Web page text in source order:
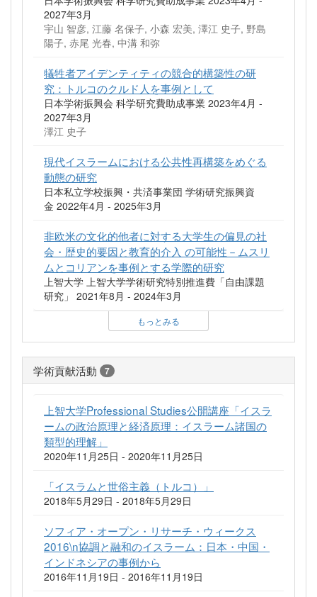
2027年3月
宇山 智彦, 江藤 名保子, 小森 宏美, 澤江 史子, 野島
陽子, 赤尾 光春, 中溝 和弥
犠牲者アイデンティティの競合的構築性の研
究：トルコのクルド人を事例として
日本学術振興会 科学研究費助成事業 2023年4月 -
2027年3月
澤江 史子
現代イスラームにおける公共性再構築をめぐる
動態の研究
日本私立学校振興・共済事業団 学術研究振興資
金 2022年4月 - 2025年3月
非欧米の文化的他者に対する大学生の偏見の社
会・歴史的要因と教育的介入 の可能性－ムスリ
ムとコリアンを事例とする学際的研究
上智大学 上智大学学術研究特別推進費「自由課題
研究」 2021年8月 - 2024年3月
もっとみる
学術貢献活動 7
上智大学Professional Studies公開講座「イスラ
ームの政治原理と経済原理：イスラーム諸国の
類型的理解」
2020年11月25日 - 2020年11月25日
「イスラムと世俗主義（トルコ）」
2018年5月29日 - 2018年5月29日
ソフィア・オープン・リサーチ・ウィークス
2016\n協調と融和のイスラーム：日本・中国・
インドネシアの事例から
2016年11月19日 - 2016年11月19日